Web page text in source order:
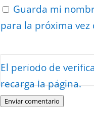
Guarda mi
para la próxima vez
El periodo de
recarga la página.
Enviar comentario
Protegidos por reCAPTCHA
Términos